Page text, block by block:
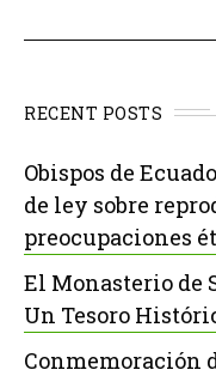
RECENT POSTS
Obispos de
de ley sobre
preocupaciones
El Monasterio de
Un Tesoro
Conmemoración